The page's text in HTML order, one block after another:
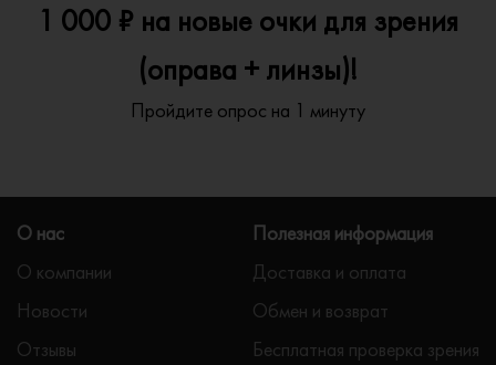
1 000 ₽ на новые очки для зрения
(оправа + линзы)!
Пройдите опрос на 1 минуту
О нас
О компании
Новости
Отзывы
Полезная информация
Доставка и оплата
Обмен и возврат
Бесплатная проверка зрения